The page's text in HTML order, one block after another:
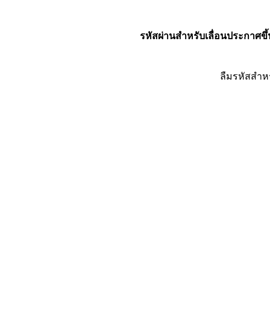
รหัสผ่านสำหรับเลื่อนประกาศขึ้
ลืมรหัสสำ